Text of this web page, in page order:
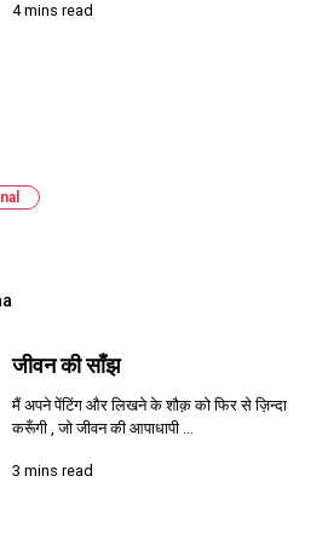
4 mins read
जीवन की साँझ
मैं अपने पेंटिंग और लिखने के शौक़ को फिर से ज़िन्दा
करूँगी , जो जीवन की आपाधापी ...
3 mins read